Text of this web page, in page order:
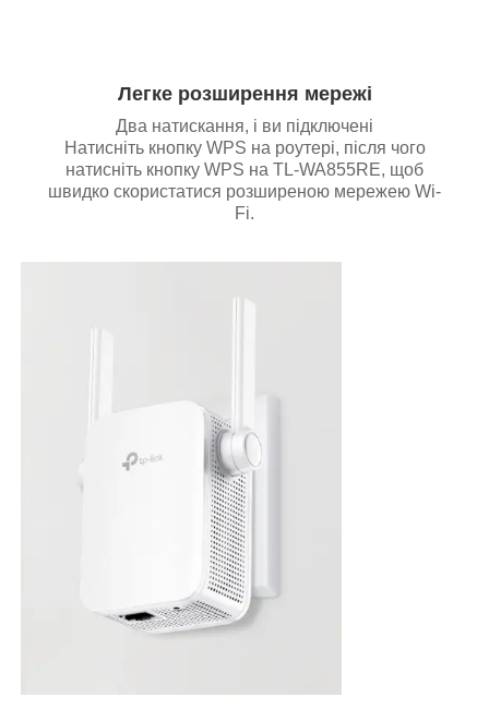
Легке розширення мережі
Два натискання, і ви підключені
Натисніть кнопку WPS на роутері, після чого
натисніть кнопку WPS на TL-WA855RE, щоб
швидко скористатися розширеною мережею Wi-
Fi.